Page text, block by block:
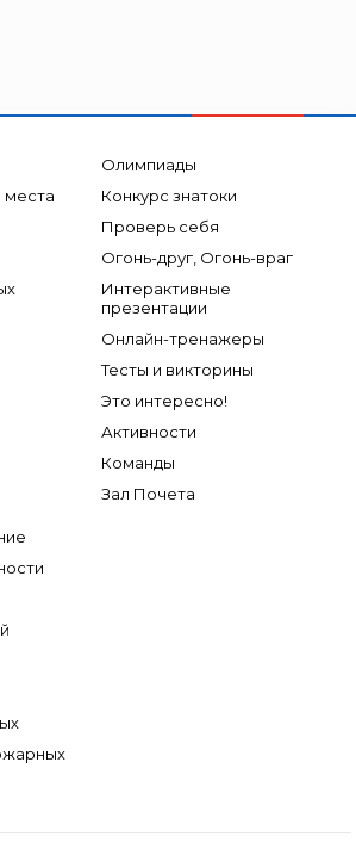
места
Олимпиады
Конкурс знатоки
Проверь себя
Огонь-друг, Огонь-враг
Интерактивные
презентации
Онлайн-тренажеры
Тесты и викторины
Это интересно!
Активности
Команды
Зал Почета